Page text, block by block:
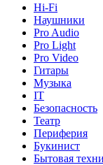
Hi-Fi
Наушники
Pro Audio
Pro Light
Pro Video
Гитары
Музыка
IT
Безопасность
Театр
Периферия
Букинист
Бытовая